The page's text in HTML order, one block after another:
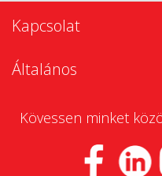
Kapcsolat
Általános
Kövessen minket